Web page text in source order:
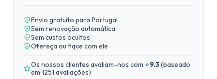
Envio gratuito para Portugal
Sem renovação automática
Sem custos ocultos
Ofereça ou fique com ele
Os nossos clientes avaliam-nos com ⭐9.3(baseado
em 1251 avaliações)